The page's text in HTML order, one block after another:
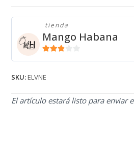
tienda
Mango Habana
SKU:ELVNE
El artículo estará listo para enviar